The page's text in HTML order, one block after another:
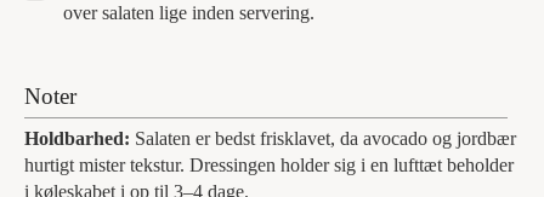
over salaten lige inden servering.
Noter
Holdbarhed: Salaten er bedst frisklavet, da avocado og jordbær
hurtigt mister tekstur. Dressingen holder sig i en lufttæt beholder
i køleskabet i op til 3–4 dage.